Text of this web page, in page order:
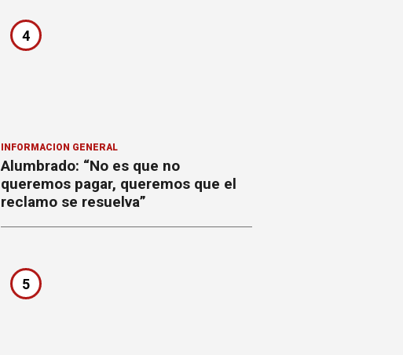
4
INFORMACION GENERAL
Alumbrado: “No es que no
queremos pagar, queremos que el
reclamo se resuelva”
5